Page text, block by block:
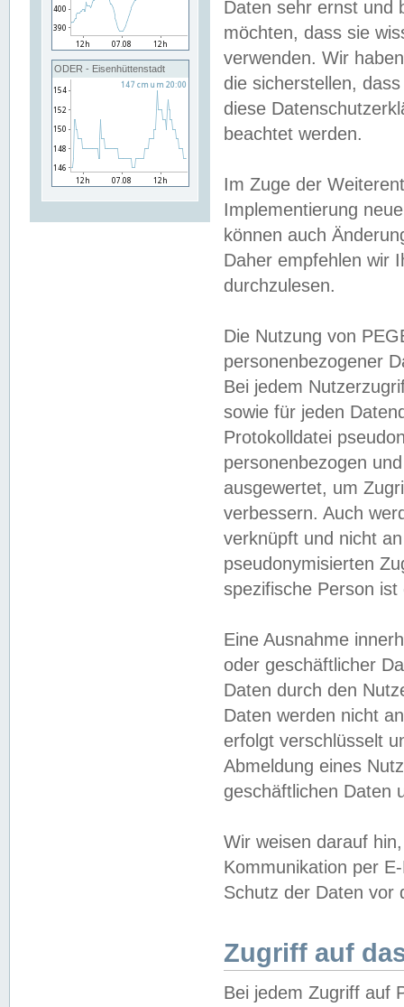
ODER - Eisenhüttenstadt
Daten sehr ernst und
möchten, dass sie
verwenden. Wir
die sicherstellen,
diese
beachtet werden.
Im Zuge der
Implementierung
können auch
Daher empfehlen wir
durchzulesen.
Die Nutzung von
personenbezogener
Bei jedem
sowie für jeden
Protokolldatei
personenbezogen
ausgewertet, um
verbessern. Auch
verknüpft und nicht
pseudonymisierten
spezifische Person
Eine Ausnahme
oder geschäftlicher
Daten durch den
Daten werden nicht
erfolgt verschlüsselt
Abmeldung eines
geschäftlichen Daten
Wir weisen darauf
Kommunikation per
Schutz der Daten vor
Zugriff auf
Bei jedem Zugriff auf